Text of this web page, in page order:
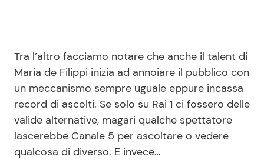
Tra l’altro facciamo notare che anche il talent di
Maria de Filippi inizia ad annoiare il pubblico con
un meccanismo sempre uguale eppure incassa
record di ascolti. Se solo su Rai 1 ci fossero delle
valide alternative, magari qualche spettatore
lascerebbe Canale 5 per ascoltare o vedere
qualcosa di diverso. E invece…